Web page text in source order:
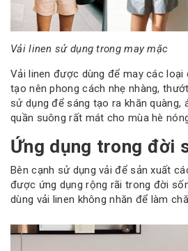
Vải linen sử dụng trong may mặc
Vải linen được dùng để may các loại
tạo nên phong cách nhẹ nhàng,
sử dụng để sáng tạo ra khăn quàng,
quần suông rất mát cho mùa hè
Ứng dụng trong đời
Bên cạnh sử dụng vải để sản xuất
được ứng dụng rộng rãi trong đời
dùng vải linen không nhăn để làm